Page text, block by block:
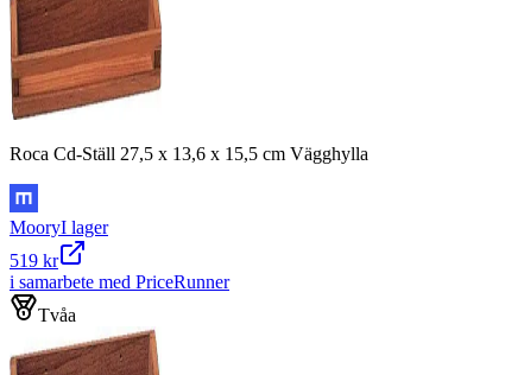
Roca Cd-Ställ 27,5 x 13,6 x 15,5 cm Vägghylla
MooryI lager
519 kr
i samarbete med PriceRunner
Tvåa